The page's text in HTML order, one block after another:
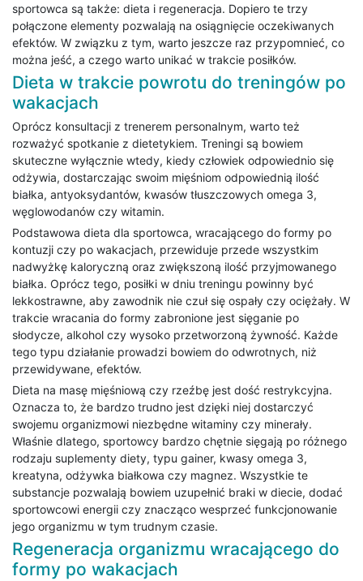
sportowca są także: dieta i regeneracja. Dopiero te trzy
połączone elementy pozwalają na osiągnięcie oczekiwanych
efektów. W związku z tym, warto jeszcze raz przypomnieć, co
można jeść, a czego warto unikać w trakcie posiłków.
Dieta w trakcie powrotu do treningów po
wakacjach
Oprócz konsultacji z trenerem personalnym, warto też
rozważyć spotkanie z dietetykiem. Treningi są bowiem
skuteczne wyłącznie wtedy, kiedy człowiek odpowiednio się
odżywia, dostarczając swoim mięśniom odpowiednią ilość
białka, antyoksydantów, kwasów tłuszczowych omega 3,
węglowodanów czy witamin.
Podstawowa dieta dla sportowca, wracającego do formy po
kontuzji czy po wakacjach, przewiduje przede wszystkim
nadwyżkę kaloryczną oraz zwiększoną ilość przyjmowanego
białka. Oprócz tego, posiłki w dniu treningu powinny być
lekkostrawne, aby zawodnik nie czuł się ospały czy ociężały. W
trakcie wracania do formy zabronione jest sięganie po
słodycze, alkohol czy wysoko przetworzoną żywność. Każde
tego typu działanie prowadzi bowiem do odwrotnych, niż
przewidywane, efektów.
Dieta na masę mięśniową czy rzeźbę jest dość restrykcyjna.
Oznacza to, że bardzo trudno jest dzięki niej dostarczyć
swojemu organizmowi niezbędne witaminy czy minerały.
Właśnie dlatego, sportowcy bardzo chętnie sięgają po różnego
rodzaju suplementy diety, typu gainer, kwasy omega 3,
kreatyna, odżywka białkowa czy magnez. Wszystkie te
substancje pozwalają bowiem uzupełnić braki w diecie, dodać
sportowcowi energii czy znacząco wesprzeć funkcjonowanie
jego organizmu w tym trudnym czasie.
Regeneracja organizmu wracającego do
formy po wakacjach